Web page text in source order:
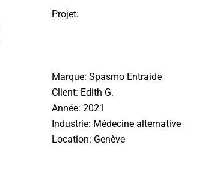
Projet:
Marque: Spasmo Entraide
Client: Edith G.
Année: 2021
Industrie: Médecine alternative
Location: Genève